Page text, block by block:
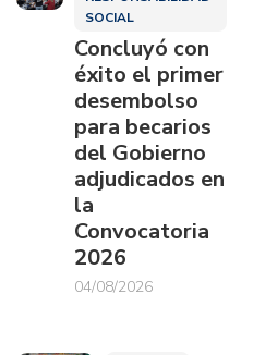
SOCIAL
Concluyó con
éxito el primer
desembolso
para becarios
del Gobierno
adjudicados en
la
Convocatoria
2026
04/08/2026